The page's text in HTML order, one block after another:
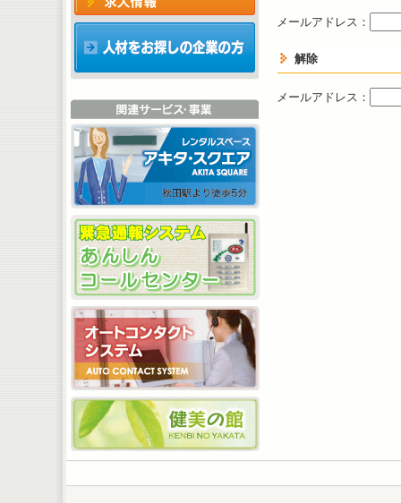
メールアドレス：
解除
メールアドレス：